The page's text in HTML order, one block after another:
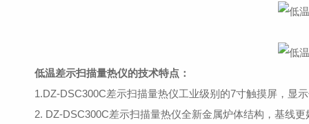
低温差示扫描量热仪的技术特点：
1.DZ-DSC300C差示扫描量热仪工业级别的7寸触摸屏，显
2. DZ-DSC300C差示扫描量热仪全新金属炉体结构，基线